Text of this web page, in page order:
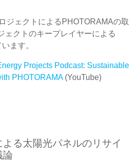
ジェクトによるPHOTORAMAの取
ェクトのキープレイヤーによる
ます。
Projects Podcast: Sustainable
PHOTORAMA(YouTube)
る太陽光パネルのリサイ
論